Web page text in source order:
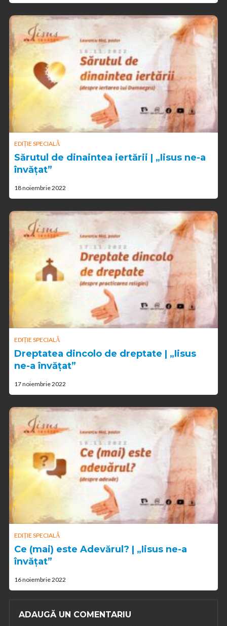
EDIȚIE SPECIALĂ
Sărutul de dinaintea iertării | „Iisus ne-a
învățat”
18 noiembrie 2022
EDIȚIE SPECIALĂ
Dreptatea dincolo de dreptate | „Iisus
ne-a învățat”
17 noiembrie 2022
EDIȚIE SPECIALĂ
Ce (mai) este Adevărul? | „Iisus ne-a
învățat”
16 noiembrie 2022
ADAUGĂ UN COMENTARIU